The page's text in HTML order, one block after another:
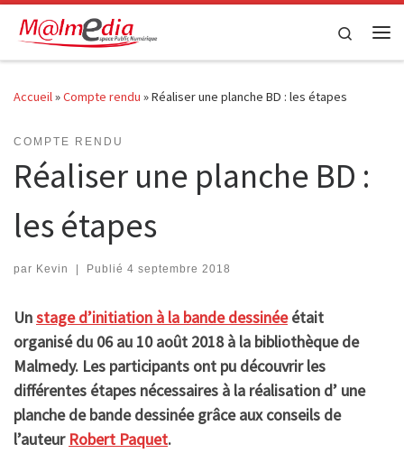
Passer au contenu
Search
Accueil»Compte rendu »Réaliser une planche BD : les étapes
COMPTE RENDU
Réaliser une planche BD :
les étapes
par Kevin | Publié 4 septembre 2018
Unstage d’initiation à la bande dessinéeétait
organisé du 06 au 10 août 2018 à la bibliothèque de
Malmedy. Les participants ont pu découvrir les
différentes étapes nécessaires à la réalisation d’ une
planche de bande dessinée grâce aux conseils de
l’auteur Robert Paquet.